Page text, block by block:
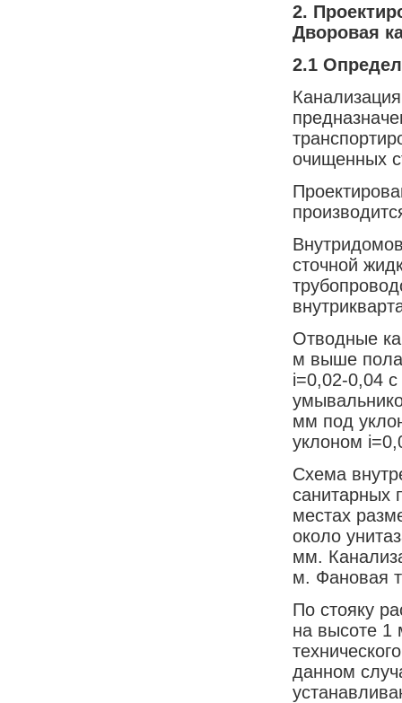
2.
Дворовая
2.1
очищенных
сточной
Отводные
м выше пола
i=0,02-0,04 с
мм под
уклоном
Схема
санитарных
местах
около
мм.
м. Фановая
По стояку
на высоте 1
данном